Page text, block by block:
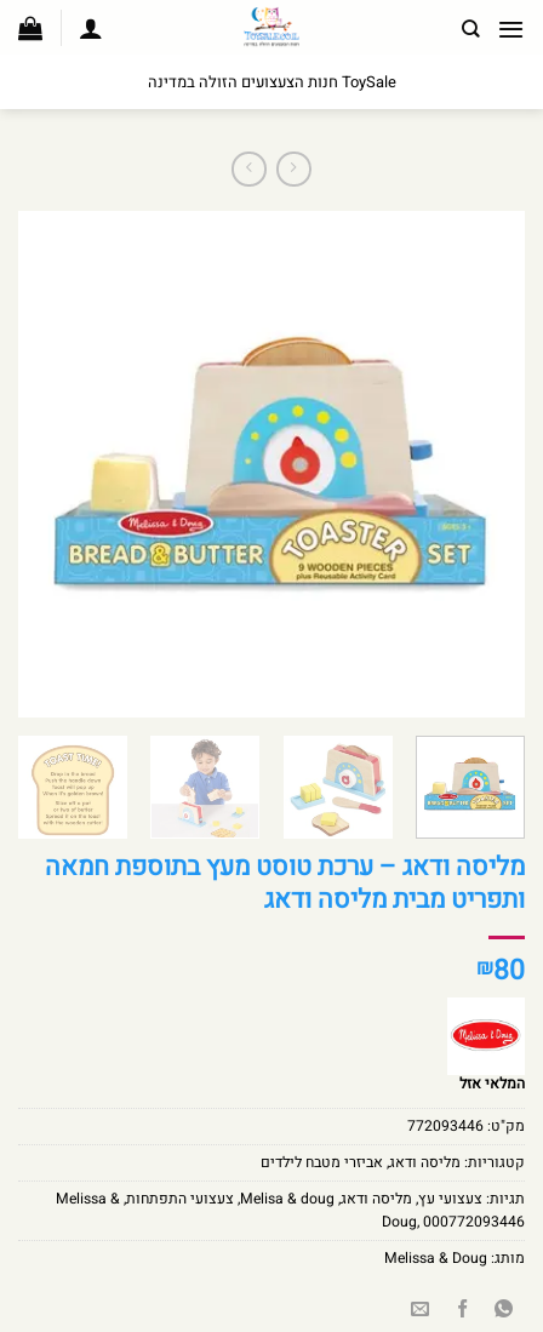
לתוכן
ToySale חנות הצעצועים הזולה במדינה
מליסה ודאג – ערכת טוסט מעץ בתוספת חמאה
ותפריט מבית מליסה ודאג
₪80
המלאי אזל
מק"ט:772093446
קטגוריות: מליסה ודאג, אביזרי מטבח לילדים
תגיות: צעצועי עץ, מליסה ודאג,
Melisa & doug
, צעצועי התפתחות,
Melissa &
Doug,000772093446
מותג: Melissa & Doug